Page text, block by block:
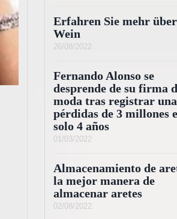
Erfahren Sie mehr über
Wein
26/08/2022
Fernando Alonso se
desprende de su firma
moda tras registrar
pérdidas de 3 millones
solo 4 años
01/03/2022
Almacenamiento de
la mejor manera de
almacenar aretes
02/08/2022